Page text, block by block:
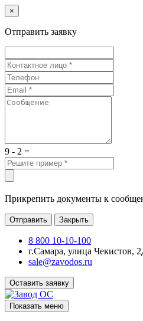
×
Отправить заявку
9 - 2 =
Прикрепить документы к
Отправить Закрыть
8 800 10-10-100
г.Самара, улица Чекистов,
sale@zavodos.ru
Оставить заявку
Показать меню